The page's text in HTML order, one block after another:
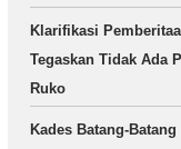
Klarifikasi
Tegaskan Tidak Ada
Ruko
Kades Batang-